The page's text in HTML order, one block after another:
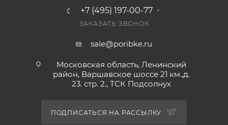
+7 (495) 197-00-77
ЗАКАЗАТЬ ЗВОНОК
sale@poribke.ru
Московская область, Ленинский
район, Варшавское шоссе 21 км.,д.
23. стр. 2., ТСК Подсолнух
ПОДПИСАТЬСЯ НА РАССЫЛКУ